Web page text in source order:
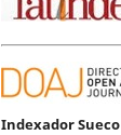
Indexador Sueco